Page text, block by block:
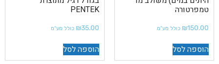
טמפרטורה
₪150.00 כולל מע"מ
הוספה לסל
PENTEK
₪35.00 כולל מע"מ
הוספה לסל